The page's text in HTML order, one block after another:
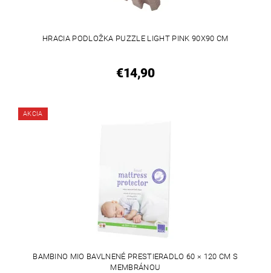
HRACIA PODLOŽKA PUZZLE LIGHT PINK 90X90 CM
€14,90
AKCIA
BAMBINO MIO BAVLNENÉ PRESTIERADLO 60 × 120 CM S
MEMBRÁNOU